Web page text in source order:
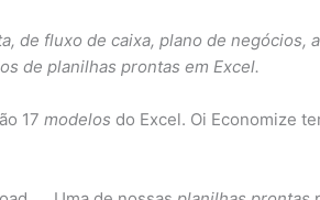
de fluxo de caixa, plano de negócios,
de planilhas prontas em Excel.
17 modelos do Excel. Oi Economize